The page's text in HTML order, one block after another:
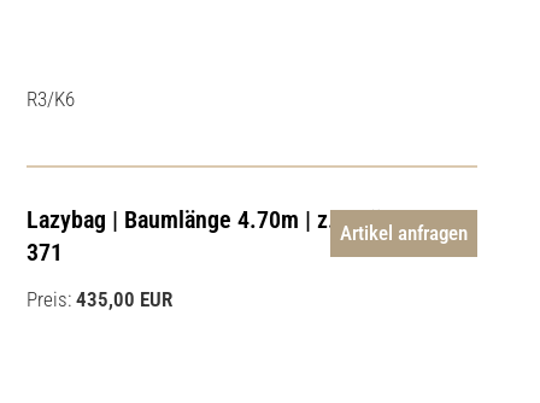
R3/K6
Lazybag | Baumlänge 4.70m | z.B. für Hanse
371
Preis:435,00 EUR
Artikel anfragen